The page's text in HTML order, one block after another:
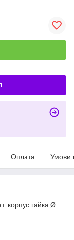
Оплата Умови
корпус гайка Ø